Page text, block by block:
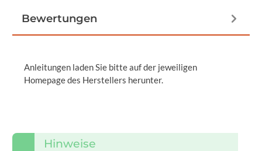
Bewertungen
Anleitungen laden Sie bitte auf der jeweiligen
Homepage des Herstellers herunter.
Hinweise